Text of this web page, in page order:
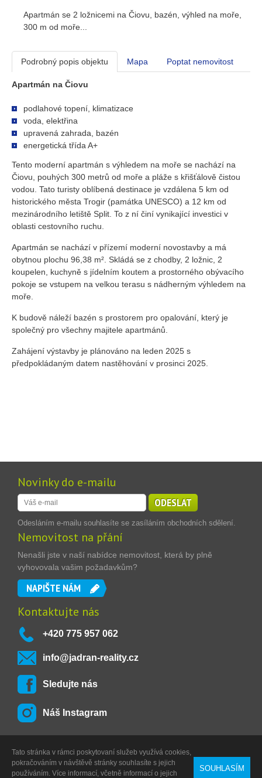
Apartmán se 2 ložnicemi na Čiovu, bazén, výhled na moře,
300 m od moře...
Podrobný popis objektu Mapa Poptat nemovitost
Apartmán na Čiovu
podlahové topení, klimatizace
voda, elektřina
upravená zahrada, bazén
energetická třída A+
Tento moderní apartmán s výhledem na moře se nachází na
Čiovu, pouhých 300 metrů od moře a pláže s křišťálově čistou
vodou. Tato turisty oblíbená destinace je vzdálena 5 km od
historického města Trogir (památka UNESCO) a 12 km od
mezinárodního letiště Split. To z ní činí vynikající investici v
oblasti cestovního ruchu.
Apartmán se nachází v přízemí moderní novostavby a má
obytnou plochu 96,38 m². Skládá se z chodby, 2 ložnic, 2
koupelen, kuchyně s jídelním koutem a prostorného obývacího
pokoje se vstupem na velkou terasu s nádherným výhledem na
moře.
K budově náleží bazén s prostorem pro opalování, který je
společný pro všechny majitele apartmánů.
Zahájení výstavby je plánováno na leden 2025 s
předpokládaným datem nastěhování v prosinci 2025.
Novinky do e-mailu
ODESLAT
Odesláním e-mailu souhlasíte se zasíláním obchodních sdělení.
Nemovitost na přání
Nenašli jste v naší nabídce nemovitost, která by plně
vyhovovala vašim požadavkům?
NAPIŠTE NÁM
Kontaktujte nás
+420 775 957 062
info@jadran-reality.cz
Sledujte nás
Náš Instagram
Copyright © 2013 - 2026 Jadran Reality, s.r.o.
Powered by
Digitální agenturaDIGISHOCK
Tato stránka v rámci poskytovaní služeb využívá cookies,
pokračováním v návštěvě stránky souhlasíte s jejich
používáním. Více informací, včetně informací o jejich
SOUHLASÍM